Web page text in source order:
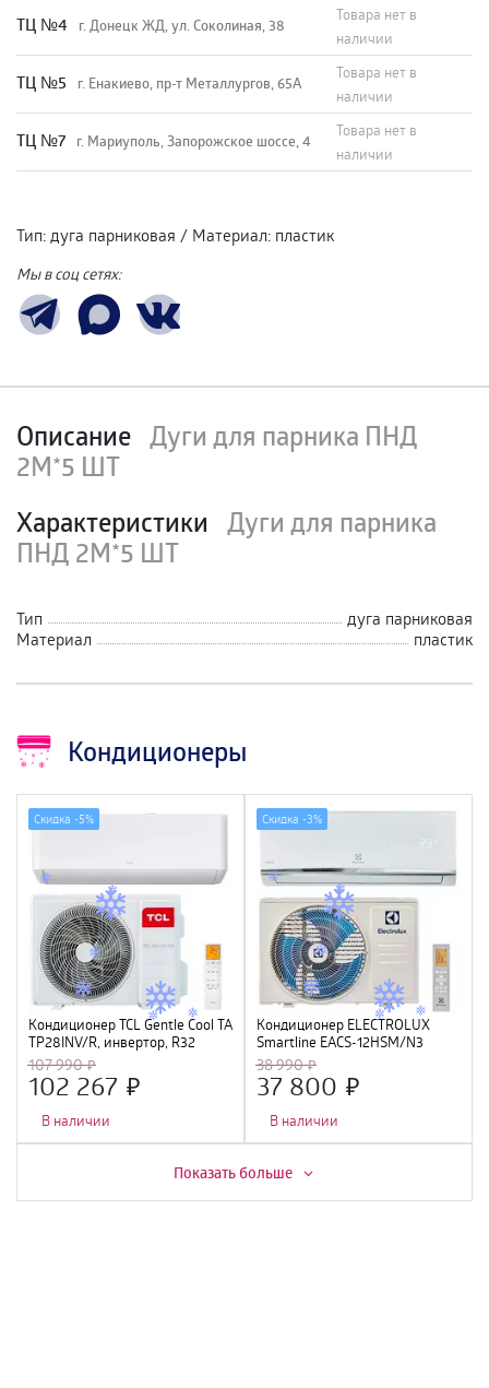
TЦ №4 г. Донецк ЖД, ул. Соколиная, 38
Товара нет в
наличии
TЦ №5 г. Енакиево, пр-т Металлургов, 65А
Товара нет в
наличии
ТЦ №7 г. Мариуполь, Запорожское шоссе, 4
Товара нет в
наличии
Тип: дуга парниковая / Материал: пластик
Мы в соц сетях:
Описание Дуги для парника ПНД
2М*5 ШТ
Характеристики Дуги для парника
ПНД 2М*5 ШТ
Тип
дуга парниковая
Материал
пластик
Кондиционеры
Кондиционер TCL Gentle Cool TAC-
TP28INV/R, инвертор, R32
107 990
102 267
В наличии
Скидка -5%
Кондиционер ELECTROLUX
Smartline EACS-12HSM/N3
38 990
37 800
В наличии
Скидка -3%
Скидка - 2%
Показать больше